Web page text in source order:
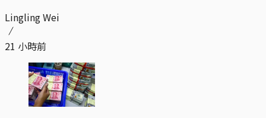
Lingling Wei
21 小時前